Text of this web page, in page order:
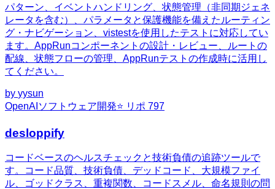
パターン、イベントハンドリング、状態管理（非同期ジェネ
レータを含む）、パラメータと保護機能を備えたルーティン
グ・ナビゲーション、vistestを使用したテストに対応してい
ます。AppRunコンポーネントの設計・レビュー、ルートの
配線、状態フローの管理、AppRunテストの作成時に活用し
てください。
by yysun
OpenAI ソフトウェア開発⭐ リポ 797
desloppify
コードベースのヘルスチェックと技術負債の追跡ツールで
す。コード品質、技術負債、デッドコード、大規模ファイ
ル、ゴッドクラス、重複関数、コードスメル、命名規則の問